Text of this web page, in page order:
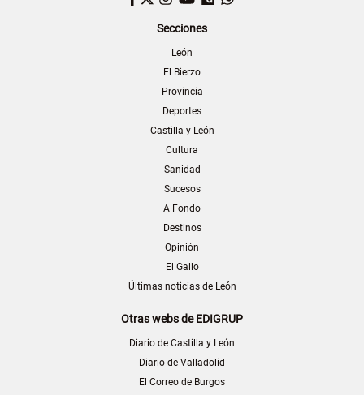
Secciones
León
El Bierzo
Provincia
Deportes
Castilla y León
Cultura
Sanidad
Sucesos
A Fondo
Destinos
Opinión
El Gallo
Últimas noticias de León
Otras webs de EDIGRUP
Diario de Castilla y León
Diario de Valladolid
El Correo de Burgos